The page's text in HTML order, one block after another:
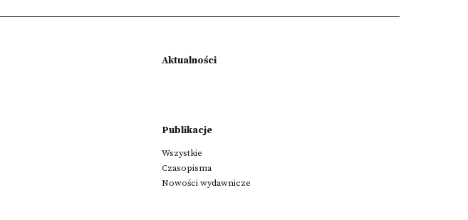
Aktualności
Publikacje
Wszystkie
Czasopisma
Nowości wydawnicze